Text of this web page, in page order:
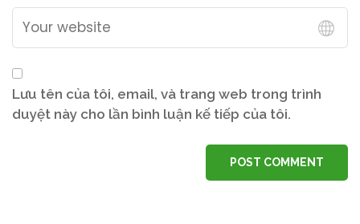
Lưu tên của tôi, email, và trang web trong trình
duyệt này cho lần bình luận kế tiếp của tôi.
POST COMMENT